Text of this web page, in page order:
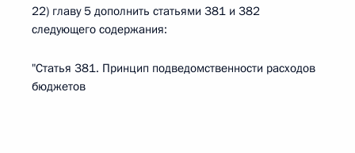
22) главу 5 дополнить статьями 381 и 382
следующего содержания:
"Статья 381. Принцип подведомственности расходов
бюджетов